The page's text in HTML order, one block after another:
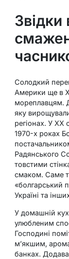
Солодкий
Америки ще в
мореплавцям.
яку
регіонах. У XX
1970-х роках
Радянського
товстими
смаком. Саме
«болгарський
Україні та
У домашній
улюбленим
Господині
м’якшим,
банках.